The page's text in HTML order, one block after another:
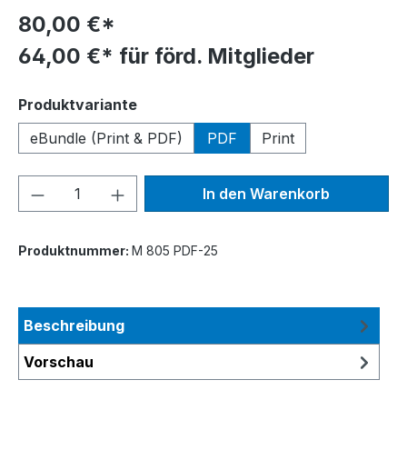
80,00 €*
64,00 €* für förd. Mitglieder
Produktvarianteauswählen
eBundle (Print & PDF)
PDF Print
Produkt Anzahl: Gib denIn den Warenkorb
Produktnummer: M 805 PDF-25
Beschreibung
Vorschau